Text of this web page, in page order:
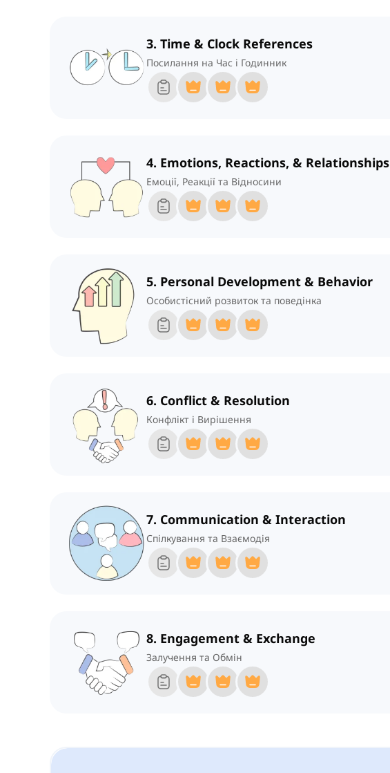
3. Time & Clock References
Посилання на Час і Годинник
4. Emotions, Reactions, & Relationships
Емоції, Реакції та Відносини
5. Personal Development & Behavior
Особистісний розвиток та поведінка
6. Conflict & Resolution
Конфлікт і Вирішення
7. Communication & Interaction
Спілкування та Взаємодія
8. Engagement & Exchange
Залучення та Обмін